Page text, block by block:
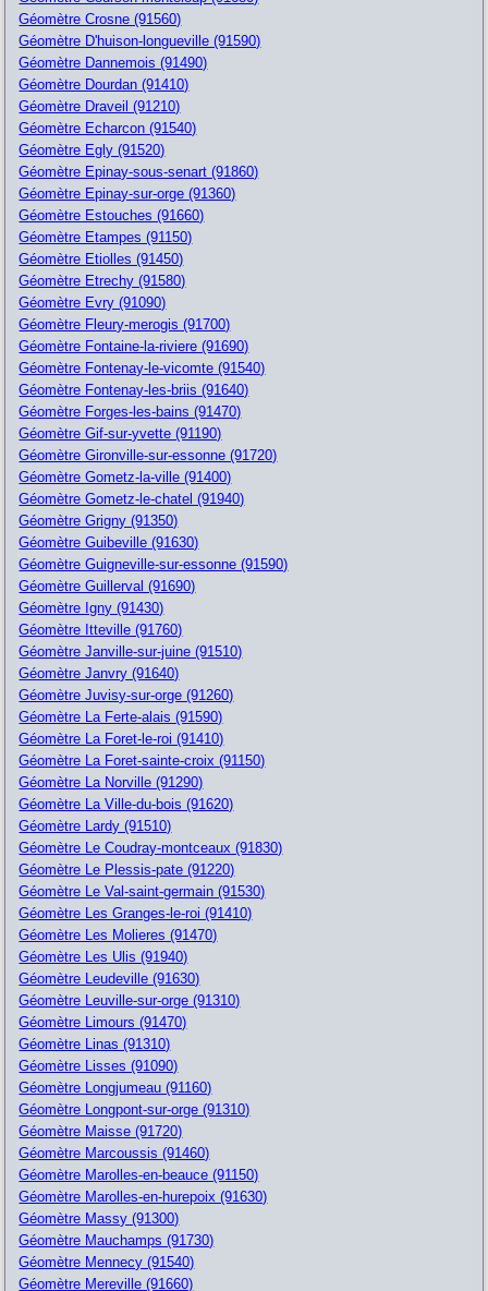
Géomètre Crosne (91560)
Géomètre D'huison-longueville (91590)
Géomètre Dannemois (91490)
Géomètre Dourdan (91410)
Géomètre Draveil (91210)
Géomètre Echarcon (91540)
Géomètre Egly (91520)
Géomètre Epinay-sous-senart (91860)
Géomètre Epinay-sur-orge (91360)
Géomètre Estouches (91660)
Géomètre Etampes (91150)
Géomètre Etiolles (91450)
Géomètre Etrechy (91580)
Géomètre Evry (91090)
Géomètre Fleury-merogis (91700)
Géomètre Fontaine-la-riviere (91690)
Géomètre Fontenay-le-vicomte (91540)
Géomètre Fontenay-les-briis (91640)
Géomètre Forges-les-bains (91470)
Géomètre Gif-sur-yvette (91190)
Géomètre Gironville-sur-essonne (91720)
Géomètre Gometz-la-ville (91400)
Géomètre Gometz-le-chatel (91940)
Géomètre Grigny (91350)
Géomètre Guibeville (91630)
Géomètre Guigneville-sur-essonne (91590)
Géomètre Guillerval (91690)
Géomètre Igny (91430)
Géomètre Itteville (91760)
Géomètre Janville-sur-juine (91510)
Géomètre Janvry (91640)
Géomètre Juvisy-sur-orge (91260)
Géomètre La Ferte-alais (91590)
Géomètre La Foret-le-roi (91410)
Géomètre La Foret-sainte-croix (91150)
Géomètre La Norville (91290)
Géomètre La Ville-du-bois (91620)
Géomètre Lardy (91510)
Géomètre Le Coudray-montceaux (91830)
Géomètre Le Plessis-pate (91220)
Géomètre Le Val-saint-germain (91530)
Géomètre Les Granges-le-roi (91410)
Géomètre Les Molieres (91470)
Géomètre Les Ulis (91940)
Géomètre Leudeville (91630)
Géomètre Leuville-sur-orge (91310)
Géomètre Limours (91470)
Géomètre Linas (91310)
Géomètre Lisses (91090)
Géomètre Longjumeau (91160)
Géomètre Longpont-sur-orge (91310)
Géomètre Maisse (91720)
Géomètre Marcoussis (91460)
Géomètre Marolles-en-beauce (91150)
Géomètre Marolles-en-hurepoix (91630)
Géomètre Massy (91300)
Géomètre Mauchamps (91730)
Géomètre Mennecy (91540)
Géomètre Mereville (91660)